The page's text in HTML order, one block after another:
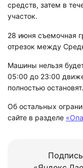
средств, затем в
участок.
28 июня съемочная
отрезок между
Машины нельзя
05:00 до 23:00
полностью остановят.
Об остальных
сайте в разделе